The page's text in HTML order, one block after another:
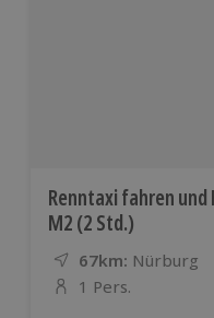
Renntaxi fahren
M2 (2 Std.)
67km: Entfernung
Standort
Nürburg
Anzahl der
1 Pers.